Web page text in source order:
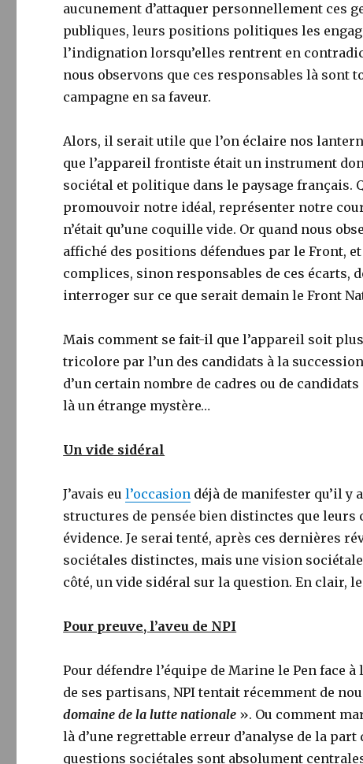
aucunement d’attaquer personnellement ces
publiques, leurs positions politiques les
l’indignation lorsqu’elles rentrent en
nous observons que ces responsables là sont
campagne en sa faveur.
Alors, il serait utile que l’on éclaire nos
que l’appareil frontiste était un instrument
sociétal et politique dans le paysage français.
promouvoir notre idéal, représenter notre
n’était qu’une coquille vide. Or quand nous
affiché des positions défendues par le Front,
complices, sinon responsables de ces écarts,
interroger sur ce que serait demain le Front
Mais comment se fait-il que l’appareil soit
tricolore par l’un des candidats à la
d’un certain nombre de cadres ou de
là un étrange mystère…
Un vide sidéral
J’avais eul’occasion déjà de manifester qu’il y
structures de pensée bien distinctes que
évidence. Je serai tenté, après ces dernières
sociétales distinctes, mais une vision
côté, un vide sidéral sur la question. En clair,
Pour preuve, l’aveu de NPI
Pour défendre l’équipe de Marine le Pen face
de ses partisans, NPI tentait récemment de
domaine de la lutte nationale ». Ou comment
là d’une regrettable erreur d’analyse de la
questions sociétales sont absolument